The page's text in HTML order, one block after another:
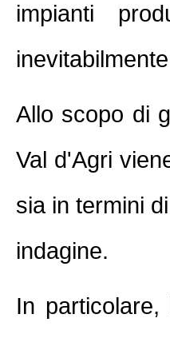
impianti
Allo scopo di
Val d'Agri
sia in termini
indagine.
In particolare,